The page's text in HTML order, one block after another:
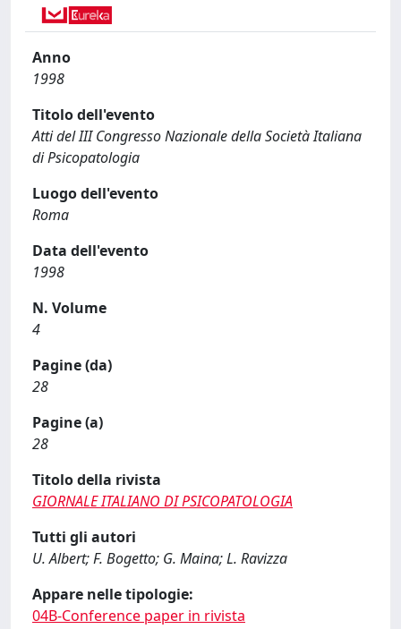
Anno
1998
Titolo dell'evento
Atti del III Congresso Nazionale della Società Italiana
di Psicopatologia
Luogo dell'evento
Roma
Data dell'evento
1998
N. Volume
4
Pagine (da)
28
Pagine (a)
28
Titolo della rivista
GIORNALE ITALIANO DI PSICOPATOLOGIA
Tutti gli autori
U. Albert; F. Bogetto; G. Maina; L. Ravizza
Appare nelle tipologie:
04B-Conference paper in rivista